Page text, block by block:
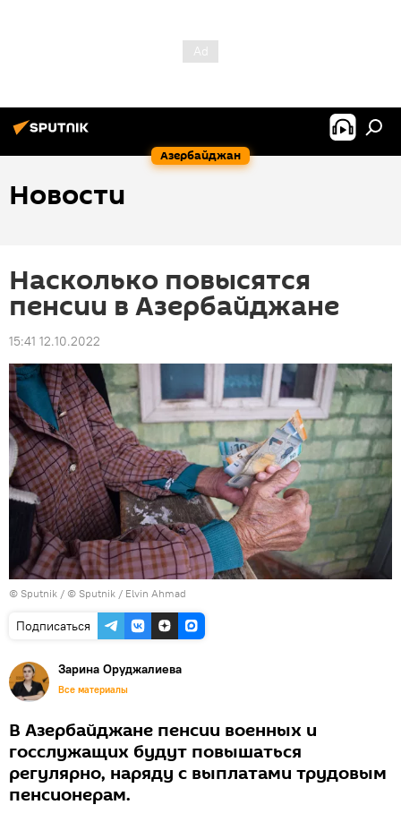
Азербайджан
Новости
Насколько повысятся
пенсии в Азербайджане
15:41 12.10.2022
© Sputnik / © Sputnik / Elvin Ahmad
Подписаться
Зарина Оруджалиева
Все материалы
В Азербайджане пенсии военных и
госслужащих будут повышаться
регулярно, наряду с выплатами трудовым
пенсионерам.